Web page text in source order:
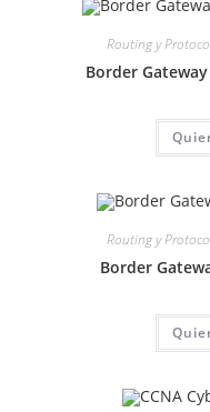
Routing y
Border
Routing y
Border